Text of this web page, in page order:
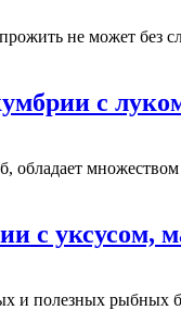
не может без
с
с уксусом,
и полезных рыбных